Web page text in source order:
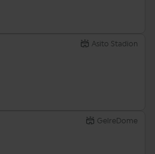
Asito Stadion
GelreDome